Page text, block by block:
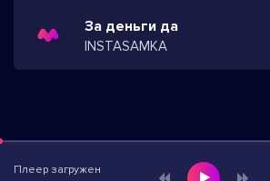
За деньги да
INSTASAMKA
Плеер загружен